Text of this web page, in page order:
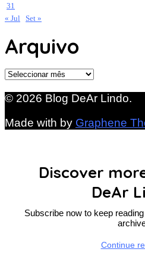
31
« Jul Set »
Arquivo
Arquivo
© 2026 Blog DeAr Lindo.
Made with by Graphene
Discover
DeAr
Subscribe now to keep
Continue